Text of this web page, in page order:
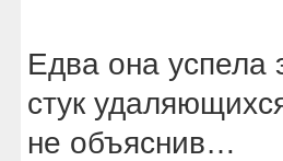
Едва она успела
стук
не объяснив…